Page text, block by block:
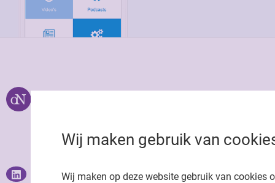
Wij maken gebruik van
Wij maken op deze website gebruik van cookies
Privacy statement
Cookie
Richtlijnen